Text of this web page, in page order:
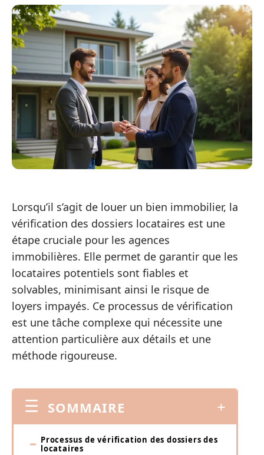
Lorsqu’il s’agit de louer un bien immobilier, la
vérification des dossiers locataires est une
étape cruciale pour les agences
immobilières. Elle permet de garantir que les
locataires potentiels sont fiables et
solvables, minimisant ainsi le risque de
loyers impayés. Ce processus de vérification
est une tâche complexe qui nécessite une
attention particulière aux détails et une
méthode rigoureuse.
SOMMAIRE
Processus de vérification des dossiers des
locataires